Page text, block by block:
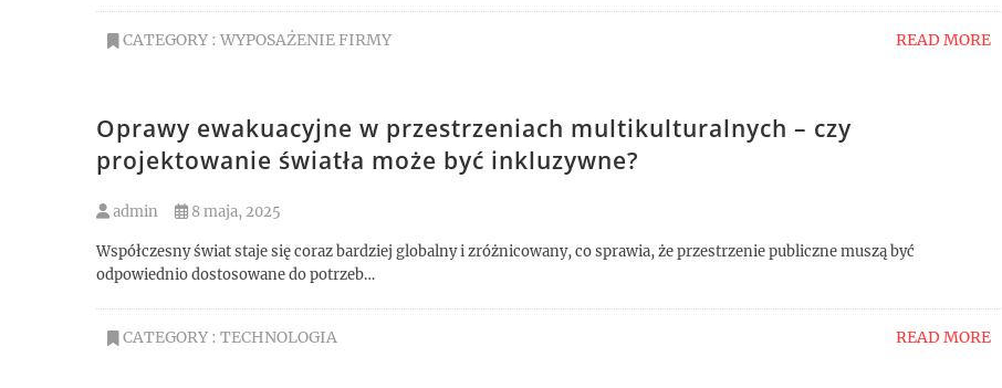
CATEGORY : WYPOSAŻENIE FIRMY READ MORE
Oprawy ewakuacyjne w przestrzeniach multikulturalnych – czy
projektowanie światła może być inkluzywne?
admin 8 maja, 2025
Współczesny świat staje się coraz bardziej globalny i zróżnicowany, co sprawia, że przestrzenie publiczne muszą być
odpowiednio dostosowane do potrzeb…
CATEGORY : TECHNOLOGIA READ MORE